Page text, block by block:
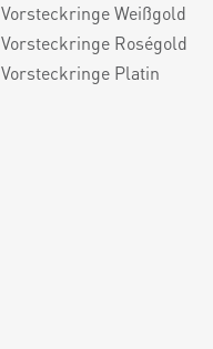
Vorsteckringe Weißgold
Vorsteckringe Roségold
Vorsteckringe Platin